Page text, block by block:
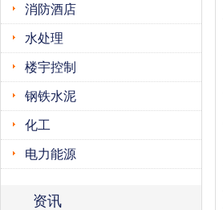
消防酒店
水处理
楼宇控制
钢铁水泥
化工
电力能源
资讯